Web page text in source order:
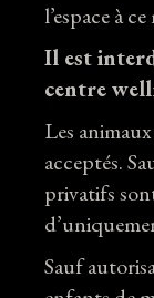
l’espace à
Il est
centre
Les
acceptés.
privatifs
Sauf